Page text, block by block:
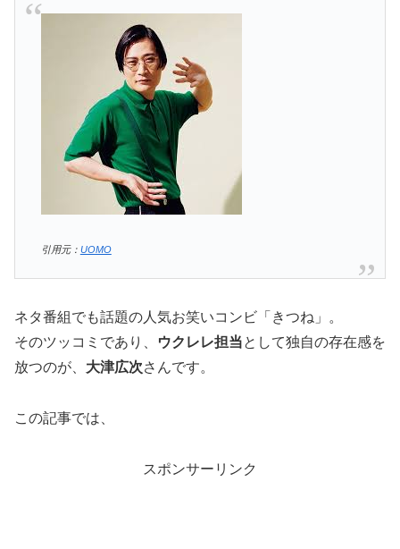
引用元： UOMO
ネタ番組でも話題の人気お笑いコンビ「きつね」。
そのツッコミであり、
ウクレレ担当として独自の存在感を
放つのが、 大津広次さんです。
この記事では、
スポンサーリンク